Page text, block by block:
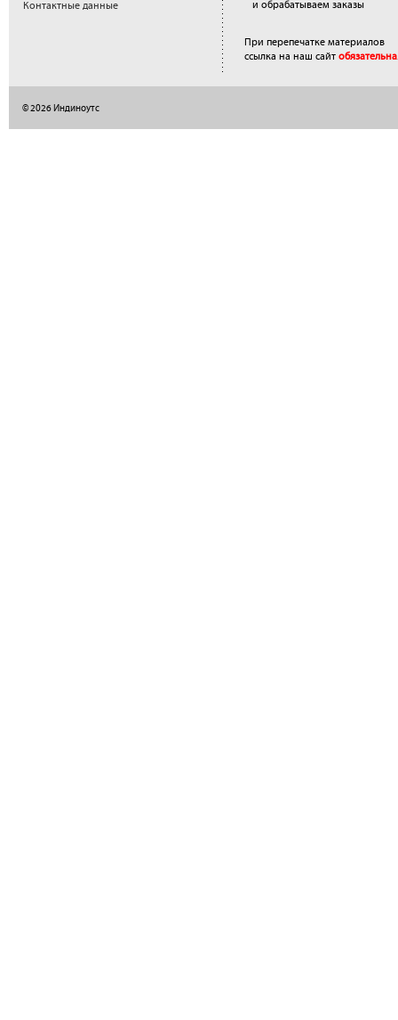
Контактные данные и обрабатываем заказы
При перепечатке материалов
ссылка на наш сайт обязательна.
© 2026 Индиноутс